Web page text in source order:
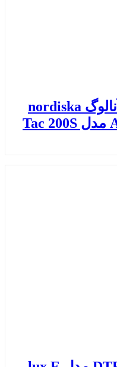
آمالگاماتور کپسولی آنالوگ nordiska